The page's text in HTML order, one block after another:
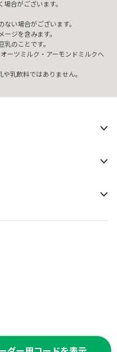
合がございます。
い場合がございます。
ジを含みます。
のことです。
ーツミルク・アーモンドミルクへ
乳飲料ではありません。